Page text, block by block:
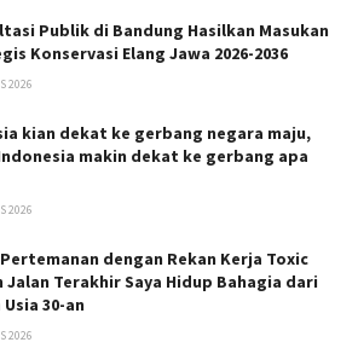
Publik di Bandung Hasilkan Masukan
Konservasi Elang Jawa 2026-2036
2026
kian dekat ke gerbang negara maju,
makin dekat ke gerbang apa
2026
dengan Rekan Kerja Toxic
Jalan Terakhir Saya Hidup Bahagia dari
30-an
2026